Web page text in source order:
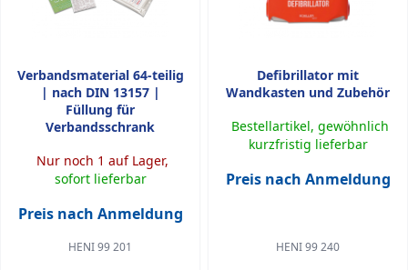
Verbandsmaterial 64-teilig
| nach DIN 13157 |
Füllung für
Verbandsschrank
Nur noch 1 auf Lager,
sofort lieferbar
Preis nach Anmeldung
HENI 99 201
Defibrillator mit
Wandkasten und Zubehör
Bestellartikel, gewöhnlich
kurzfristig lieferbar
Preis nach Anmeldung
HENI 99 240